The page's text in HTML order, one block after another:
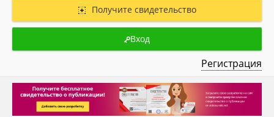
Получите свидетельство
Вход
Регистрация